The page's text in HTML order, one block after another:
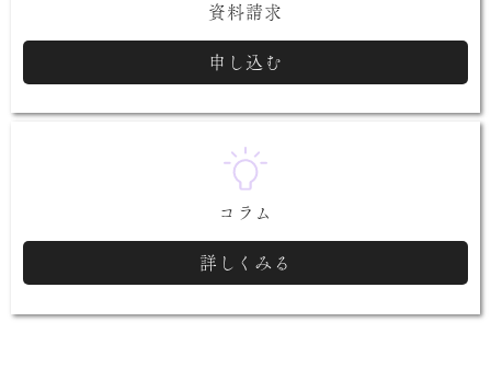
資料請求
申し込む
コラム
詳しくみる